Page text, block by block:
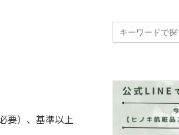
要）、基準以上